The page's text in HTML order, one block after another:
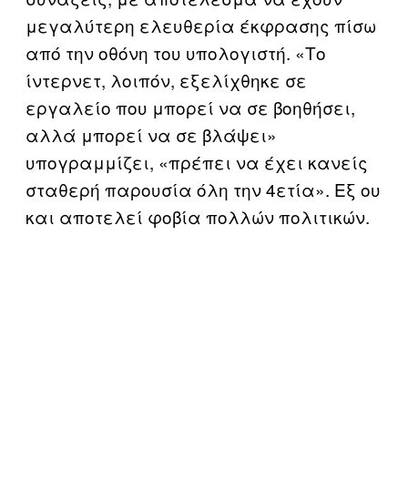
μεγαλύτερη ελευθερία έκφρασης πίσω
από την οθόνη του υπολογιστή. «Το
ίντερνετ, λοιπόν, εξελίχθηκε σε
εργαλείο που μπορεί να σε βοηθήσει,
αλλά μπορεί να σε βλάψει»
υπογραμμίζει, «πρέπει να έχει κανείς
σταθερή παρουσία όλη την 4ετία». Εξ ου
και αποτελεί φοβία πολλών πολιτικών.